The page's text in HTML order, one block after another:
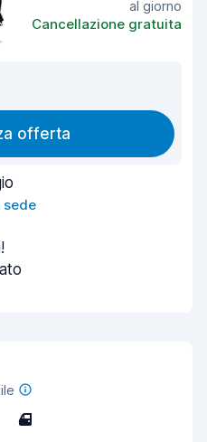
al giorno
Cancellazione gratuita
offerta
4